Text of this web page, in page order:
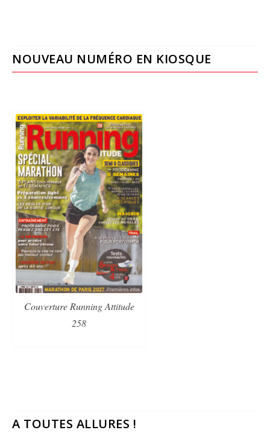
NOUVEAU NUMÉRO EN KIOSQUE
Couverture Running Attitude
258
A TOUTES ALLURES !